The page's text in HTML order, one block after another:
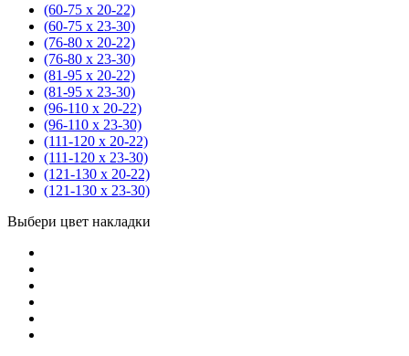
(60-75 х 20-22)
(60-75 х 23-30)
(76-80 х 20-22)
(76-80 х 23-30)
(81-95 х 20-22)
(81-95 х 23-30)
(96-110 х 20-22)
(96-110 х 23-30)
(111-120 х 20-22)
(111-120 х 23-30)
(121-130 х 20-22)
(121-130 х 23-30)
Выбери цвет накладки